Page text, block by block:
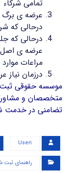
تمامی شرکاء
عرضه ی برگ
درحالی که
درحالی که
عرضه ی اصل
مراعات موارد مواد ۶ و قانون تجارت
درزمان
موسسه حقوقی ثبت
متخصصان و
تضامنی در خدمت
User۱
راهنمای ثبت